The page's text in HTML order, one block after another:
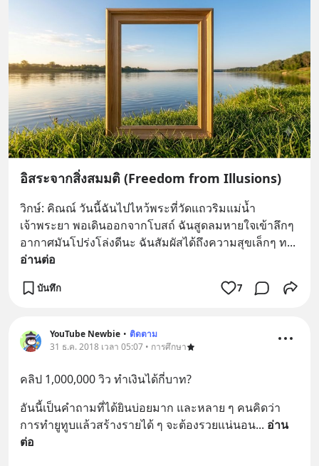
อิสระจากสิ่งสมมติ (Freedom from Illusions)
วิกษ์: คิณณ์ วันนี้ฉันไปไหว้พระที่วัดแถวริมแม่น้ำ
เจ้าพระยา พอเดินออกจากโบสถ์ ฉันสูดลมหายใจเข้าลึกๆ
อากาศมันโปร่งโล่งดีนะ ฉันสัมผัสได้ถึงความสุขเล็กๆ ท
อ่านต่อ
บันทึก 7
YouTube Newbie • ติดตาม
31 ธ.ค. 2018 เวลา 05:07 • การศึกษา
คลิป 1,000,000 วิว ทำเงินได้กี่บาท?
อันนี้เป็นคำถามที่ได้ยินบ่อยมาก และหลาย ๆ คนคิดว่า
การทำยูทูบแล้วสร้างรายได้ ๆ จะต้องรวยแน่นอน... อ่าน
ต่อ